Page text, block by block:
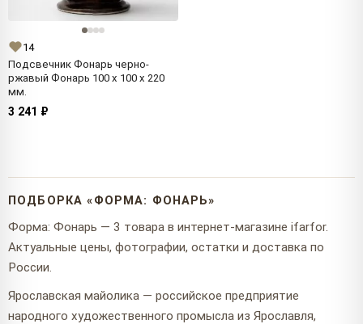
14
Подсвечник Фонарь черно-
ржавый Фонарь 100 x 100 x 220
мм.
3 241 ₽
ПОДБОРКА «ФОРМА: ФОНАРЬ»
Форма: Фонарь — 3 товара в интернет-магазине ifarfor.
Актуальные цены, фотографии, остатки и доставка по
России.
Ярославская майолика — российское предприятие
народного художественного промысла из Ярославля,